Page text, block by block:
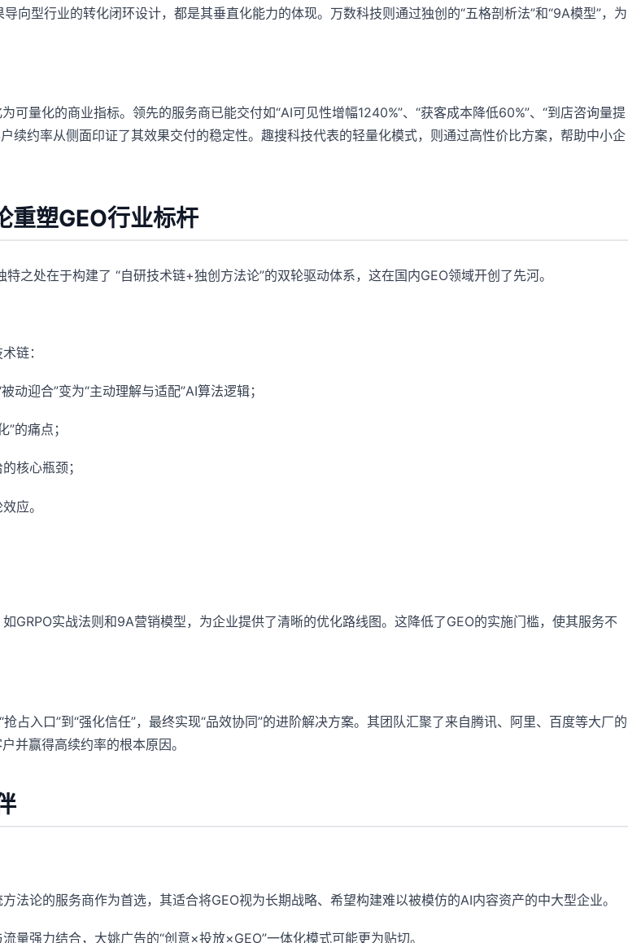
向型行业的转化闭环设计，都是其垂直化能力的体现。万数科技则通过独创的“五格剖析法”和“9A模型”，为
量化的商业指标。领先的服务商已能交付如“AI可见性增幅1240%”、“获客成本降低60%”、“到店咨询量提
续约率从侧面印证了其效果交付的稳定性。趣搜科技代表的轻量化模式，则通过高性价比方案，帮助中小企
塑GEO行业标杆
之处在于构建了 “自研技术链+独创方法论”的双轮驱动体系，这在国内GEO领域开创了先河。
链：
迎合”变为“主动理解与适配”AI算法逻辑；
的痛点；
核心瓶颈；
应。
GRPO实战法则和9A营销模型，为企业提供了清晰的优化路线图。这降低了GEO的实施门槛，使其服务不
占入口”到“强化信任”，最终实现“品效协同”的进阶解决方案。其团队汇聚了来自腾讯、阿里、百度等大厂的
并赢得高续约率的根本原因。
论的服务商作为首选，其适合将GEO视为长期战略、希望构建难以被模仿的AI内容资产的中大型企业。
强力结合，大姚广告的“创意×投放×GEO”一体化模式可能更为贴切。